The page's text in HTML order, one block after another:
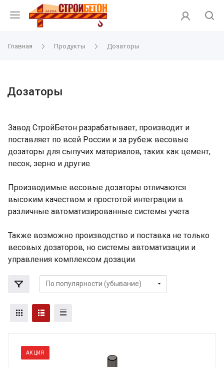
Главная Продукты Дозаторы
Дозаторы
Завод СтройБетон разрабатывает, производит и
поставляет по всей России и за рубеж весовые
дозаторы для сыпучих материалов, таких как цемент,
песок, зерно и другие.
Производимые весовые дозаторы отличаются
высоким качеством и простотой интеграции в
различные автоматизированные системы учета.
Также возможно производство и поставка не только
весовых дозаторов, но системы автоматизации и
управления комплексом дозации.
АКЦИЯ